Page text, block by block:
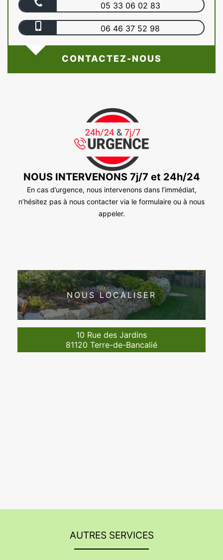
05 33 06 02 83
06 46 37 52 98
CONTACTEZ-NOUS
NOUS INTERVENONS 7j/7 et 24h/24
En cas d’urgence, nous intervenons dans l’immédiat,
n’hésitez pas à nous contacter via le formulaire ou à nous
appeler.
NOUS LOCALISER
10 Rue des Jardins
81120 Terre-de-Bancalié
AUTRES SERVICES